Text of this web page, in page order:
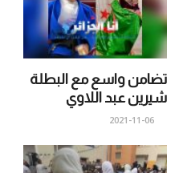
تضامن واسع مع البطلة
شيرين عبد اللاوي
2021-11-06